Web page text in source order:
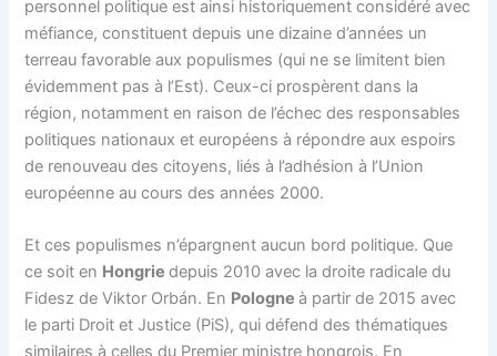
personnel politique est ainsi historiquement considéré avec
méfiance, constituent depuis une dizaine d’années un
terreau favorable aux populismes (qui ne se limitent bien
évidemment pas à l’Est). Ceux-ci prospèrent dans la
région, notamment en raison de l’échec des responsables
politiques nationaux et européens à répondre aux espoirs
de renouveau des citoyens, liés à l’adhésion à l’Union
européenne au cours des années 2000.
Et ces populismes n’épargnent aucun bord politique. Que
ce soit en Hongriedepuis 2010 avec la droite radicale du
Fidesz de Viktor Orbán. En Pologneà partir de 2015 avec
le parti Droit et Justice (PiS), qui défend des thématiques
similaires à celles du Premier ministre hongrois. En